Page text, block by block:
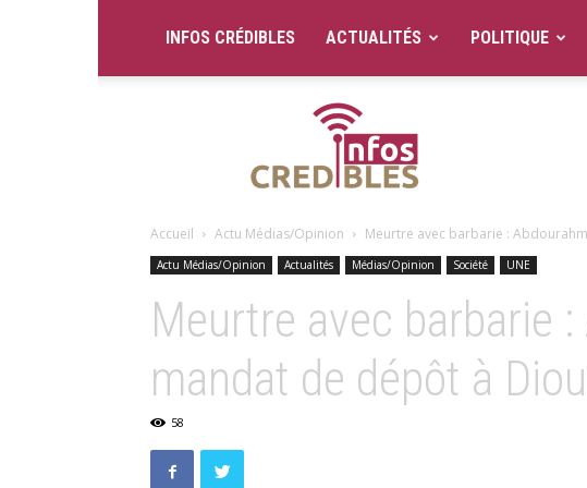
INFOS CRÉDIBLES ACTUALITÉS POLITIQUE
Accueil Actu Médias/Opinion Meurtre avec barbarie :
Actu Médias/Opinion Actualités Médias/Opinion Société UNE
Meurtre avec barbarie
mandat de dépôt à
58